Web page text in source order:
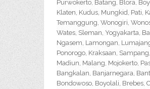
Purwokerto, Batang, Blora,
Klaten, Kudus, Mungkid, Pati,
Temanggung, Wonogiri,
Wates, Sleman, Yogyakarta,
Ngasem, Lamongan,
Ponorogo, Kraksaan,
Madiun, Malang, Mojokerto,
Bangkalan, Banjarnegara,
Bondowoso, Boyolali, Brebes,